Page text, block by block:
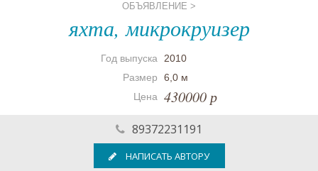
ОБЪЯВЛЕНИЕ >
яхта, микрокруизер
Год выпуска
2010
Размер
6,0 м
Цена
430000 р
89372231191
НАПИСАТЬ АВТОРУ